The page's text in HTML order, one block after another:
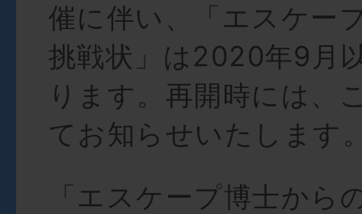
催に伴い、「エスケー
挑戦状」は2020年9月
ります。再開時には、
てお知らせいたします
「エスケープ博士から